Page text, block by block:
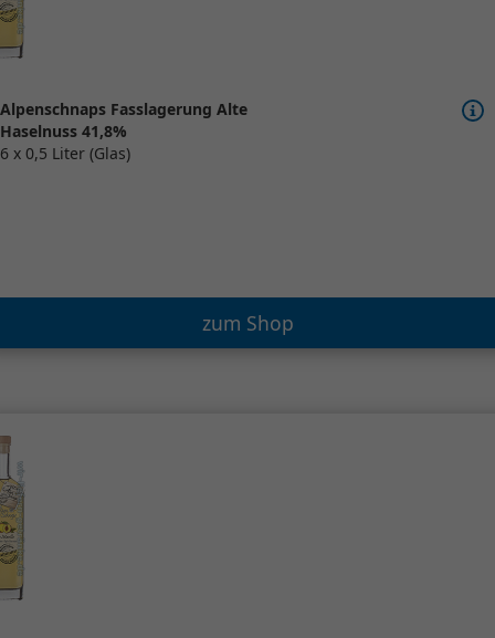
Alpenschnaps Fasslagerung Alte
Haselnuss 41,8%
6 x 0,5 Liter (Glas)
zum Shop